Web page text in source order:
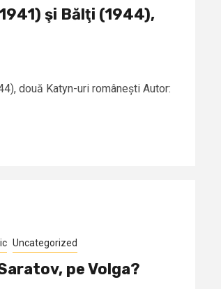
şi Bălţi (1944),
două Katyn-uri românești Autor:
Uncategorized
pe Volga?